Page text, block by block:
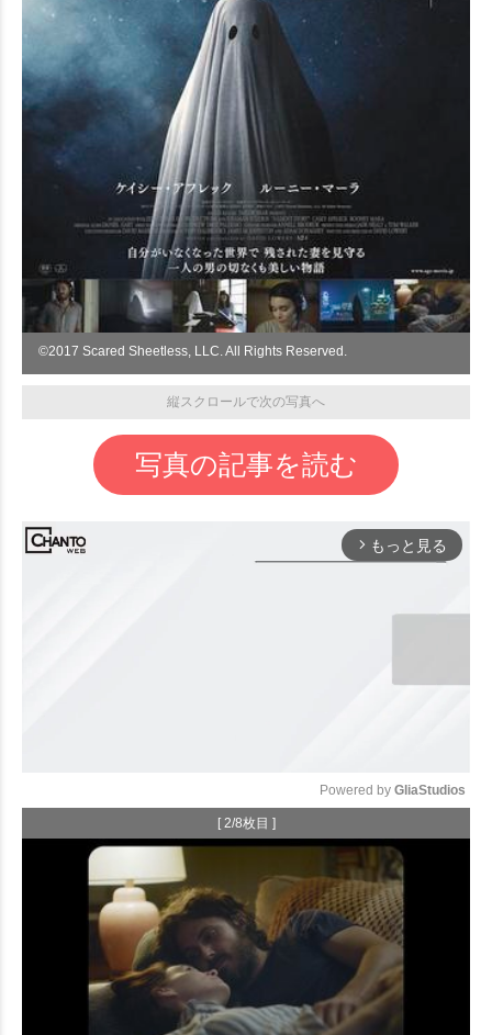
©︎2017 Scared Sheetless, LLC. All Rights Reserved.
縦スクロールで次の写真へ
写真の記事を読む
arrow_forward_ios もっと見る
Powered by GliaStudios
[ 2/8枚目 ]